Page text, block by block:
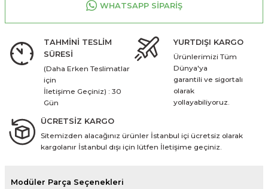
WHATSAPP SİPARİŞ
TAHMİNİ TESLİM
SÜRESİ
(Daha Erken Teslimatlar
için
İletişime Geçiniz) : 30
Gün
YURTDIŞI KARGO
Ürünlerimizi Tüm
Dünya'ya
garantili ve sigortalı
olarak
yollayabiliyoruz.
ÜCRETSİZ KARGO
Sitemizden alacağınız ürünler İstanbul içi ücretsiz olarak
kargolanır İstanbul dışı için lütfen İletişime geçiniz.
Modüler Parça Seçenekleri